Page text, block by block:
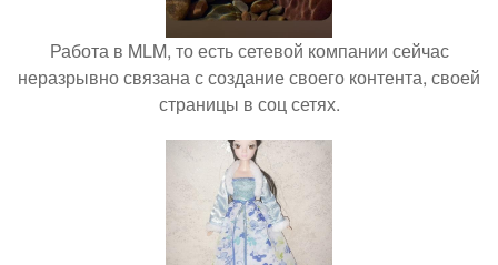
Работа в MLM, то есть сетевой компании сейчас
неразрывно связана с создание своего контента, своей
страницы в соц сетях.